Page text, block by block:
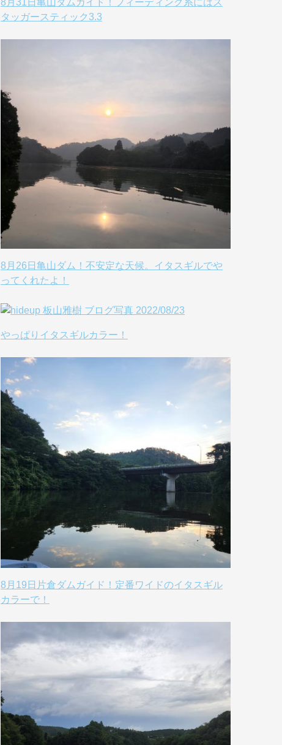
8月31日亀山ダムガイド！フィーディング系にはス
タッガースティック3.3
8月26日亀山ダム！不安定な天候。イタスギルでや
ってくれたよ！
やっぱりイタスギルカラー！
8月19日片倉ダムガイド！定番ワイドのイタスギル
カラーで！